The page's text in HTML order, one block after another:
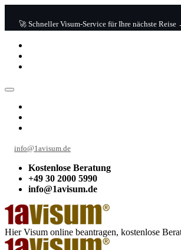
🚀 Schneller Visum-Service für Ihre nächste Reise
info@1avisum.de
Kostenlose Beratung
+49 30 2000 5990
info@1avisum.de
Hier Visum online beantragen, kostenlose